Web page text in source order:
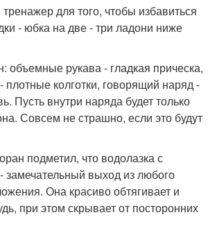
для того, чтобы избавиться
- юбка на две - три ладони ниже
объемные рукава - гладкая прическа,
плотные колготки, говорящий наряд -
Пусть внутри наряда будет только
Совсем не страшно, если это будут
подметил, что водолазка с
замечательный выход из любого
Она красиво обтягивает и
при этом скрывает от посторонних